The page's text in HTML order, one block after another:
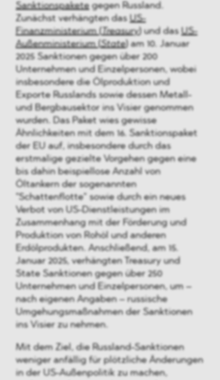
Sanktionspaketegegen Russland.
Zunächst verhängten das US-
Finanzministerium (Treasury und das US-
Außenministerium (State) am 10. Januar
2025 Sanktionen gegen über 200
Unternehmen und Einzelpersonen, wobei
insbesondere die Ölproduktion und
Exporte Russlands sowie dessen Metall-
und Bergbausektor ins Visier genommen
wurden. Das Paket wies gewisse
Ähnlichkeiten mit dem 16. Sanktionspaket
der EU auf, insbesondere durch das
erstmalige gezielte Vorgehen gegen eine
bis dahin beispiellose Anzahl von
Öltankern der sogenannten
"Schattenflotte" sowie durch ein neues
Verbot von US-Dienstleistungen im
Zusammenhang mit der Förderung und
Produktion von Rohöl und anderen
Erdölprodukten. Anschließend, am 15.
Januar 2025, verhängten Treasury und
State Sanktionen gegen über 250
Unternehmen und Einzelpersonen, um –
nach eigenen Angaben – russische
Umgehungsmaßnahmen der Sanktionen
ins Visier zu nehmen.
Mit dem Ziel, die Russland-Sanktionen
weniger anfällig für plötzliche Änderungen
in der US-Außenpolitik zu machen,